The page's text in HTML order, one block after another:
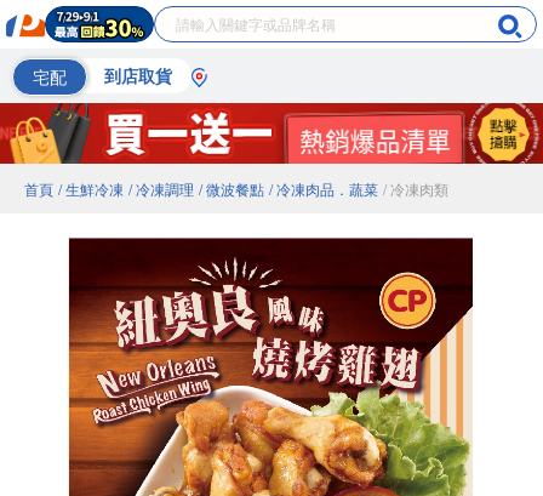
宅配 到店取貨
首頁 / 生鮮冷凍 / 冷凍調理 / 微波餐點 / 冷凍肉品．蔬菜 / 冷凍肉類